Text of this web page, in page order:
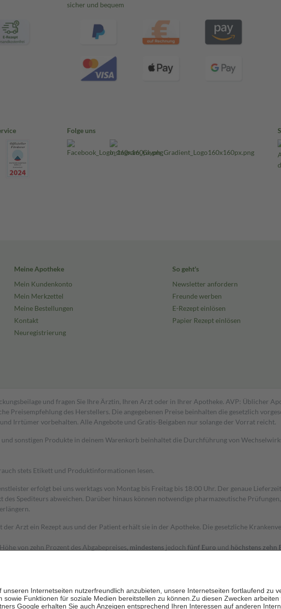
sicher und bequem
Folge uns
Meine Apotheke
Mein Kundenkonto
Mein Merkzettel
Meine Bestellungen
Kontakt
Neuregistrierung
So geht's
Newsletter anfordern
Freunde werben
E-Rezept einlösen
Papier Rezept einlösen
und fragen Sie Ihre Ärztin, Ihren Arzt oder in Ihrer Apotheke. AVP: Üblicher
Preisempfehlung des Herstellers. Die angegebenen Preise beinhalten die gesetzlich
Irrtümer vorbehalten. Alle Angebote und Gratis-Beigaben nur solange der Vorrat reicht.
sonstigen Produkte in deinem Warenkorb beinhaltet die Durchführung von
stets Etikett und Produktinformationen lesen.
erfolgt bei uns werktags von Montag bis Freitag bis 18:00 Uhr. Der genaue
Spediteurs abweichen. Darüber hinaus können notwendige pharmazeutische
Arzt ein Rezept aus und der Patient erhält sie in der Apotheke. Die gesetzliche
von zehn Prozent des Abgabepreises, mindestens jedoch fünf Euro und höchstens zehn
Apotheken.
Gesundheit zu stärken und die besondere Stellung der Familie zu unterstützen, fallen
Lebensjahr mit Ausnahme der Fahrkosten